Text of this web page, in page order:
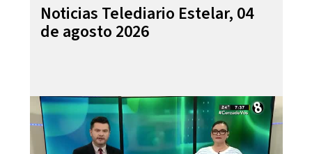
Noticias Telediario Estelar, 04
de agosto 2026